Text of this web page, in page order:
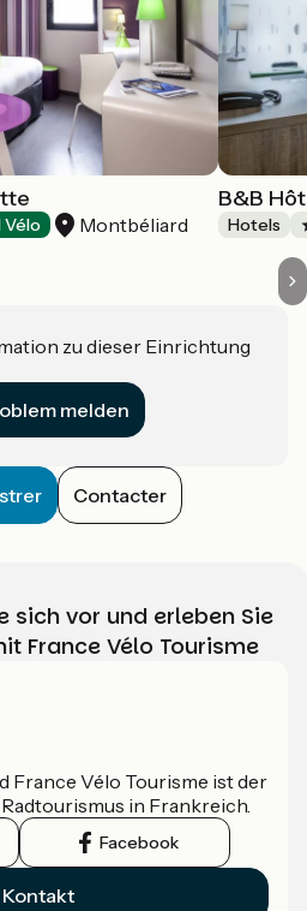
Vélo Montbéliard
B&B
Hotels
zu dieser Einrichtung
melden
Contacter
sich vor und erleben Sie
France Vélo Tourisme
France Vélo Tourisme ist der
in Frankreich.
Facebook
Kontakt